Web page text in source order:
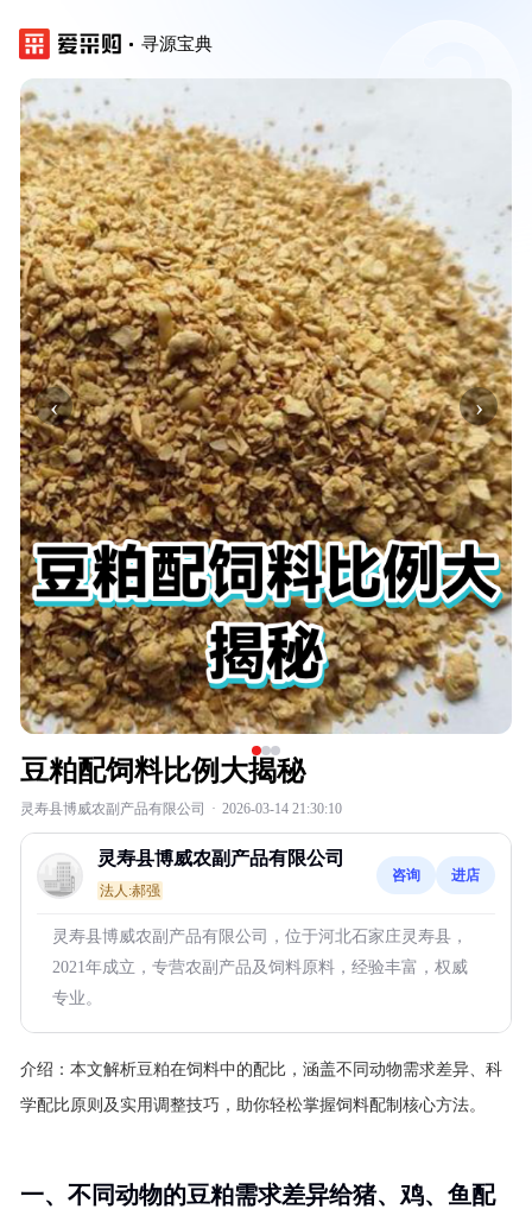
寻源宝典
‹ ›
豆粕配饲料比例大揭秘
灵寿县博威农副产品有限公司 · 2026-03-14 21:30:10
灵寿县博威农副产品有限公司
法人:郝强
咨询 进店
灵寿县博威农副产品有限公司，位于河北石家庄灵寿县，
2021年成立，专营农副产品及饲料原料，经验丰富，权威
专业。
介绍： 本文解析豆粕在饲料中的配比，涵盖不同动物需求差异、科
学配比原则及实用调整技巧，助你轻松掌握饲料配制核心方法。
一、不同动物的豆粕需求差异给猪、鸡、鱼配